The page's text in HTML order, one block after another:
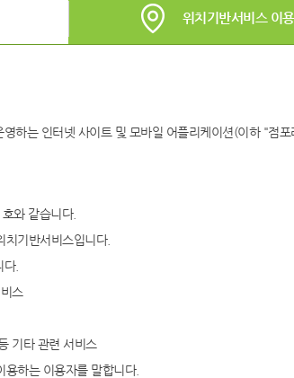
위치기반서비스 이
하는 인터넷 사이트 및 모바일 어플리케이션(이하 "점
와 같습니다.
기반서비스입니다.
.
스
기타 관련 서비스
하는 이용자를 말합니다.